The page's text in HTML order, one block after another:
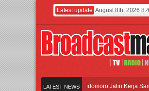
Latest update August 8th, 2026
LATEST NEWS
UI dan Universitas Agung Podomoro Jalin Kerja Sama